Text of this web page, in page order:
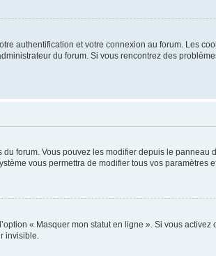
authentification et votre connexion au forum. Les
du forum. Si vous rencontrez des
forum. Vous pouvez les modifier depuis le panneau
vous permettra de modifier tous vos paramètres
« Masquer mon statut en ligne ». Si vous
invisible.